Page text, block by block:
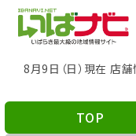
8月9日（日）現在 店
TOP